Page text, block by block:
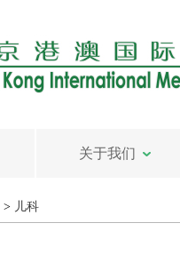
关于我们
> 儿科